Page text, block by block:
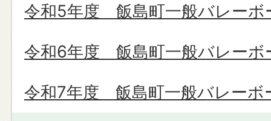
令和5年度 飯島町一般バレーボ
令和6年度 飯島町一般バレーボ
令和7年度 飯島町一般バレーボ